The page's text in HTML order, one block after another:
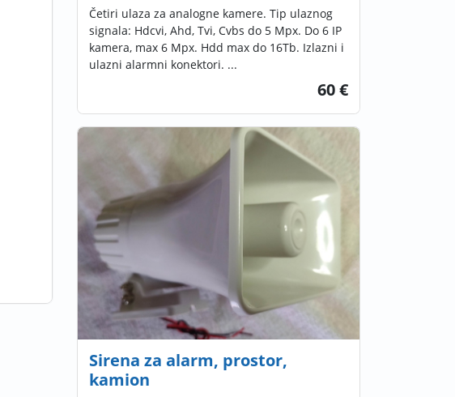
Četiri ulaza za analogne kamere. Tip ulaznog
signala: Hdcvi, Ahd, Tvi, Cvbs do 5 Mpx. Do 6 IP
kamera, max 6 Mpx. Hdd max do 16Tb. Izlazni i
ulazni alarmni konektori. ...
60 €
Sirena za alarm, prostor,
kamion